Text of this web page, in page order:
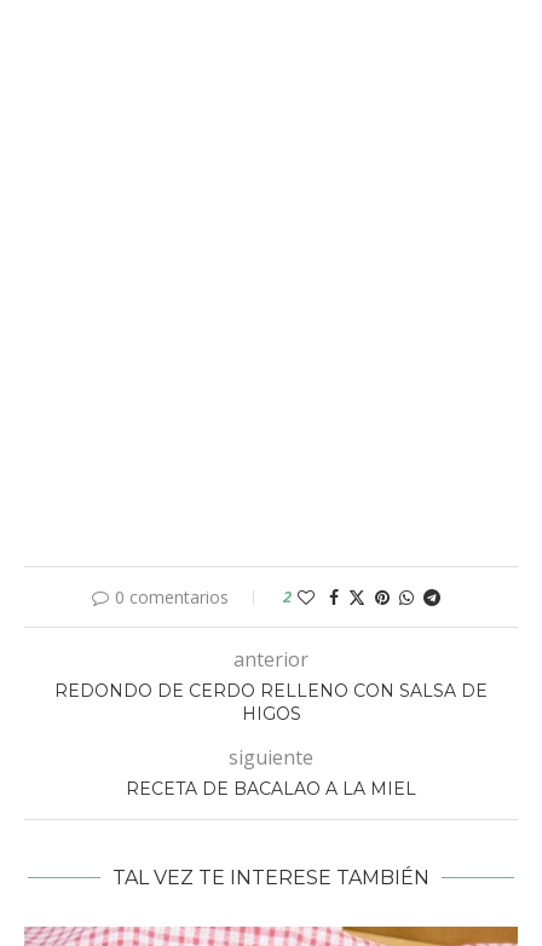
0 comentarios 2
anterior
REDONDO DE CERDO RELLENO CON SALSA DE
HIGOS
siguiente
RECETA DE BACALAO A LA MIEL
TAL VEZ TE INTERESE TAMBIÉN